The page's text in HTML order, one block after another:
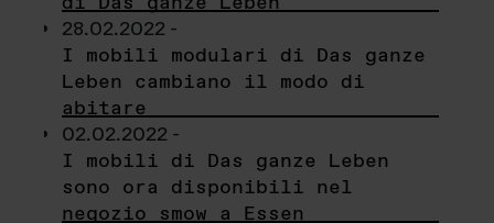
28.02.2022 -
I mobili modulari di Das ganze
Leben cambiano il modo di
abitare
02.02.2022 -
I mobili di Das ganze Leben
sono ora disponibili nel
negozio smow a Essen